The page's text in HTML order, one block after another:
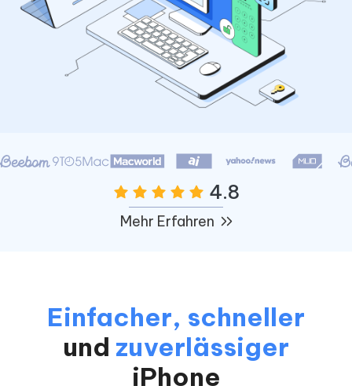
4.8
Mehr Erfahren
Einfacher, schneller
und zuverlässiger
iPhone